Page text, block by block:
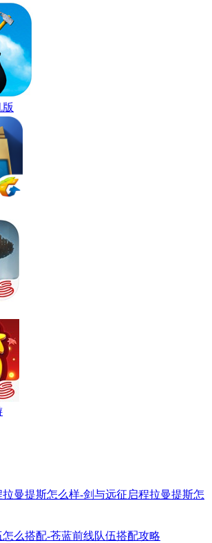
曼提斯怎么样-剑与远征启程拉曼提斯怎
么搭配-苍蓝前线队伍搭配攻略